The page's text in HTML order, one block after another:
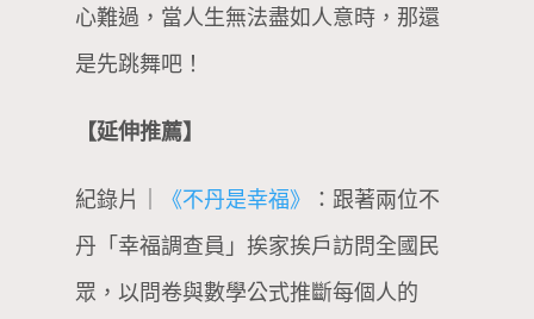
心難過，當人生無法盡如人意時，那還
是先跳舞吧！
【延伸推薦】
紀錄片｜ 《不丹是幸福》
：跟著兩位不
丹「幸福調查員」挨家挨戶訪問全國民
眾，以問卷與數學公式推斷每個人的